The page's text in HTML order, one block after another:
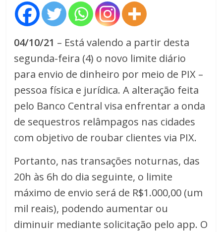
04/10/21 – Está valendo a partir desta
segunda-feira (4) o novo limite diário
para envio de dinheiro por meio de PIX –
pessoa física e jurídica. A alteração feita
pelo Banco Central visa enfrentar a onda
de sequestros relâmpagos nas cidades
com objetivo de roubar clientes via PIX.
Portanto, nas transações noturnas, das
20h às 6h do dia seguinte, o limite
máximo de envio será de R$1.000,00 (um
mil reais), podendo aumentar ou
diminuir mediante solicitação pelo app. O